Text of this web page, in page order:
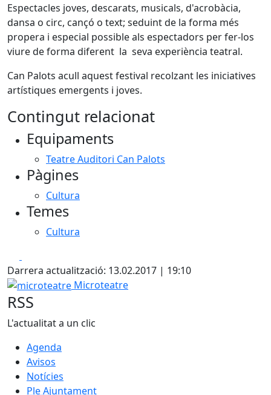
Espectacles joves, descarats, musicals, d'acrobàcia,
dansa o circ, cançó o text; seduint de la forma més
propera i especial possible als espectadors per fer-los
viure de forma diferent la seva experiència teatral.
Can Palots acull aquest festival recolzant les iniciatives
artístiques emergents i joves.
Contingut relacionat
Equipaments
Teatre Auditori Can Palots
Pàgines
Cultura
Temes
Cultura
Darrera actualització: 13.02.2017 | 19:10
microteatre
Microteatre
RSS
L'actualitat a un clic
Agenda
Avisos
Notícies
Ple Ajuntament